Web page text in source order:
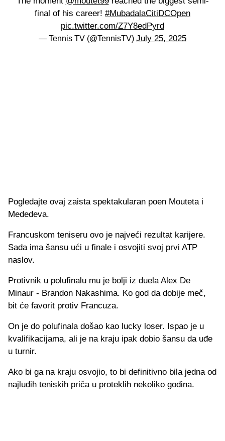
final of his career! #MubadalaCitiDCOpen
pic.twitter.com/Z7Y8edPyrd
— Tennis TV (@TennisTV) July 25, 2025
Pogledajte ovaj zaista spektakularan poen Mouteta i
Mededeva.
Francuskom teniseru ovo je najveći rezultat karijere.
Sada ima šansu ući u finale i osvojiti svoj prvi ATP
naslov.
Protivnik u polufinalu mu je bolji iz duela Alex De
Minaur - Brandon Nakashima. Ko god da dobije meč,
bit će favorit protiv Francuza.
On je do polufinala došao kao lucky loser. Ispao je u
kvalifikacijama, ali je na kraju ipak dobio šansu da uđe
u turnir.
Ako bi ga na kraju osvojio, to bi definitivno bila jedna od
najluđih teniskih priča u proteklih nekoliko godina.